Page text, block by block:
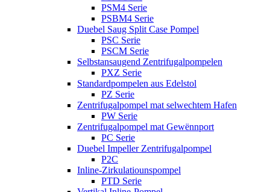
PSM4 Serie
PSBM4 Serie
Duebel Saug Split Case Pompel
PSC Serie
PSCM Serie
Selbstansaugend Zentrifugalpompelen
PXZ Serie
Standardpompelen aus Edelstol
PZ Serie
Zentrifugalpompel mat selwechtem Hafen
PW Serie
Zentrifugalpompel mat Gewënnport
PC Serie
Duebel Impeller Zentrifugalpompel
P2C
Inline-Zirkulatiounspompel
PTD Serie